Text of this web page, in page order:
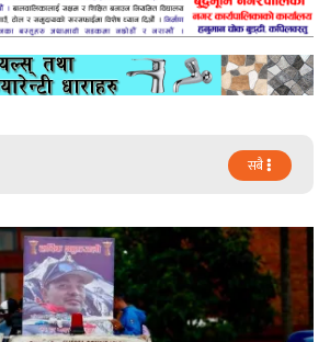
सबै